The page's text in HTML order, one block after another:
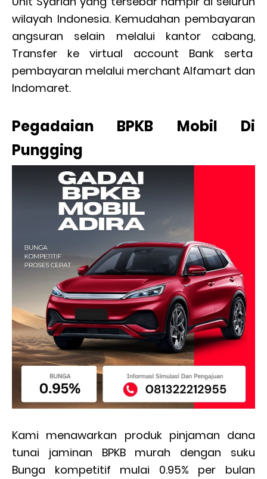
wilayah Indonesia. Kemudahan pembayaran
angsuran selain melalui kantor cabang,
Transfer ke virtual account Bank serta
pembayaran melalui merchant Alfamart dan
Indomaret.
Pegadaian BPKB Mobil Di
Pungging
Kami menawarkan produk pinjaman dana
tunai jaminan BPKB murah dengan suku
Bunga kompetitif mulai 0.95% per bulan